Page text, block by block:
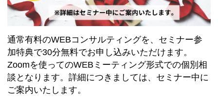
通常有料のWEBコンサルティングを、セミナー参
加特典で30分無料でお申し込みいただけます。
Zoomを使ってのWEBミーティング形式での個別相
談となります。詳細につきましては、セミナー中に
ご案内いたします。